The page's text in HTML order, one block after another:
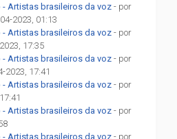
- Artistas brasileiros da voz - por
2023, 01:13
- Artistas brasileiros da voz - por
17:35
- Artistas brasileiros da voz - por
2023, 17:41
- Artistas brasileiros da voz - por
- Artistas brasileiros da voz - por
- Artistas brasileiros da voz - por